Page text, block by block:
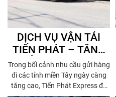
DỊCH VỤ VẬN TẢI
TIẾN PHÁT – TĂNG
TỐC GIAO HÀNG
MIỀN TÂY MỖI NGÀY
Trong bối cảnh nhu cầu gửi hàng
đi các tỉnh miền Tây ngày càng
tăng cao, Tiến Phát Express đã